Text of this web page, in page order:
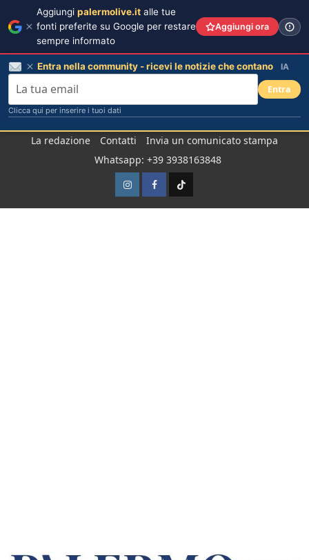
La redazione Contatti
Invia un comunicato stampa
Whatsapp: +39 3938163848
InstagramFacebook
TikTok
Aggiungi palermolive.it alle tue
fonti preferite su Google per restare
sempre informato
Aggiungi ora
Entra nella community - ricevi le notizie che contano IA
Entra
Clicca qui per inserire i tuoi dati